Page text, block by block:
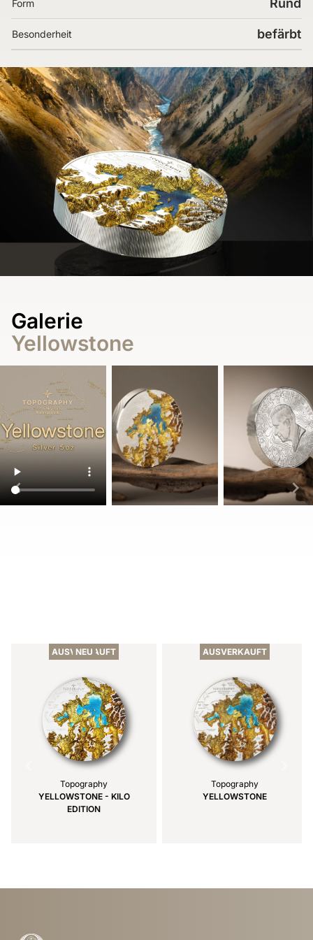
Form Rund
Besonderheit befärbt
Galerie
Yellowstone
AUSVERKAUFT
NEU
Topography
YELLOWSTONE - KILO
EDITION
AUSVERKAUFT
Topography
YELLOWSTONE